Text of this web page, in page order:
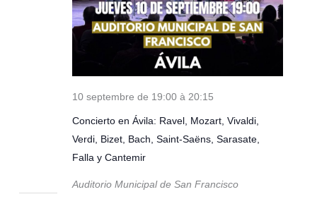
Concierto en Ávila: Ravel, Mozart, Vivaldi,
Verdi, Bizet, Bach, Saint-Saëns, Sarasate,
Falla y Cantemir
10 septembre de 19:00 à 20:15
Auditorio Municipal de San Francisco